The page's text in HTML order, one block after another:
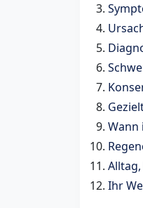
Wann
Ihr